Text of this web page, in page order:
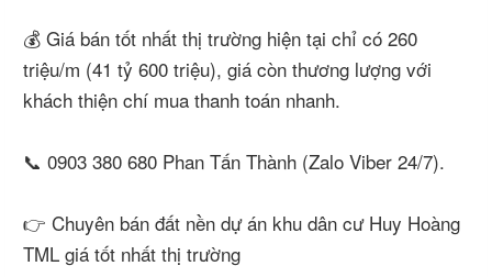
💰 Giá bán tốt nhất thị trường hiện tại chỉ có 260
triệu/m (41 tỷ 600 triệu), giá còn thương lượng với
khách thiện chí mua thanh toán nhanh.
📞 0903 380 680 Phan Tấn Thành (Zalo Viber 24/7).
👉 Chuyên bán đất nền dự án khu dân cư Huy Hoàng
TML giá tốt nhất thị trường